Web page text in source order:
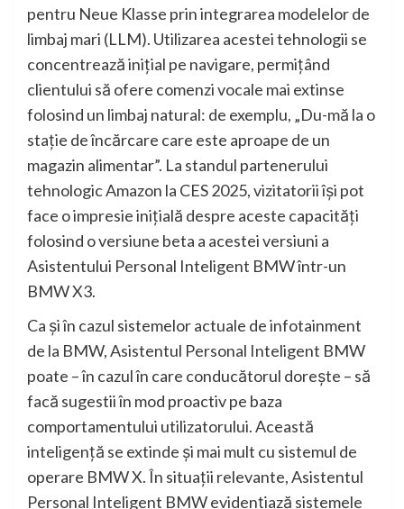
pentru Neue Klasse prin integrarea modelelor de
limbaj mari (LLM). Utilizarea acestei tehnologii se
concentrează iniţial pe navigare, permiţând
clientului să ofere comenzi vocale mai extinse
folosind un limbaj natural: de exemplu, „Du-mă la o
staţie de încărcare care este aproape de un
magazin alimentar”. La standul partenerului
tehnologic Amazon la CES 2025, vizitatorii îşi pot
face o impresie iniţială despre aceste capacităţi
folosind o versiune beta a acestei versiuni a
Asistentului Personal Inteligent BMW într-un
BMW X3.
Ca şi în cazul sistemelor actuale de infotainment
de la BMW, Asistentul Personal Inteligent BMW
poate – în cazul în care conducătorul doreşte – să
facă sugestii în mod proactiv pe baza
comportamentului utilizatorului. Această
inteligenţă se extinde şi mai mult cu sistemul de
operare BMW X. În situaţii relevante, Asistentul
Personal Inteligent BMW evidenţiază sistemele